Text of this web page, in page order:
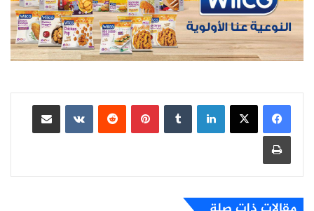
لينكدإن بينتيريست
مشاركة عبر البريد
طباعة